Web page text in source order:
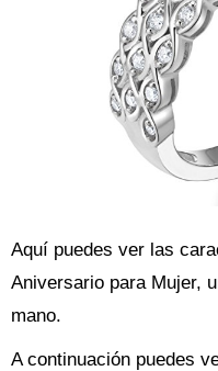
Aquí puedes ver las
Aniversario para Mujer,
mano.
A continuación puedes